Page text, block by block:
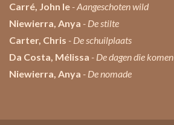
Carré, John le - Aangeschoten wild
Niewierra, Anya - De stilte
Carter, Chris - De schuilplaats
Da Costa, Mélissa - De dagen die komen
Niewierra, Anya - De nomade